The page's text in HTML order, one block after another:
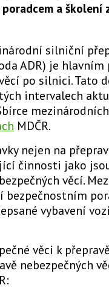
a školení
silniční
ADR) je
po silnici. Tato
intervalech
MDČR.
nejen na
činnosti jako
věcí.
bezpečnostním
vybavení
věci k
nebezpečných